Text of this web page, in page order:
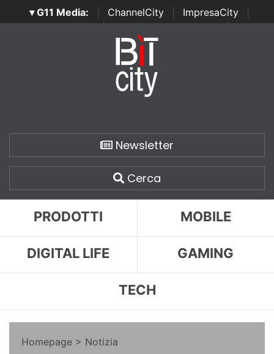
▾ G11 Media: ChannelCity ImpresaCity
SecurityOpenLab | Italian Channel Awards | Italian
Italian Security Awards
Newsletter
Cerca
PRODOTTI MOBILE
DIGITAL LIFE GAMING
TECH
Homepage > Notizia